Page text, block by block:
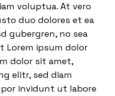
voluptua. At vero
duo dolores et ea
gubergren, no sea
Lorem ipsum dolor
dolor sit amet,
elitr, sed diam
invidunt ut labore